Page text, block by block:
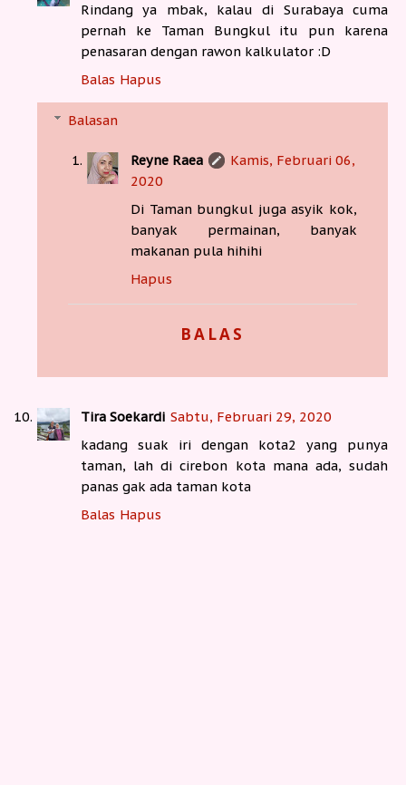
Rindang ya mbak, kalau di Surabaya cuma
pernah ke Taman Bungkul itu pun karena
penasaran dengan rawon kalkulator :D
Balas Hapus
Balasan
Reyne Raea
Kamis, Februari 06,
2020
Di Taman bungkul juga asyik kok,
banyak permainan, banyak
makanan pula hihihi
Hapus
BALAS
Tira Soekardi Sabtu, Februari 29, 2020
kadang suak iri dengan kota2 yang punya
taman, lah di cirebon kota mana ada, sudah
panas gak ada taman kota
Balas Hapus